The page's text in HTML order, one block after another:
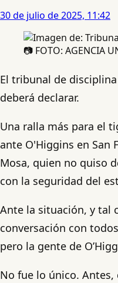
30 de julio de 2025, 11:42
📷 FOTO: AGENCIA
El tribunal de
deberá declarar.
Una ralla más para el
ante O'Higgins en San
Mosa, quien no quiso
con la seguridad del
Ante la situación, y tal
conversación con
pero la gente de
No fue lo único.